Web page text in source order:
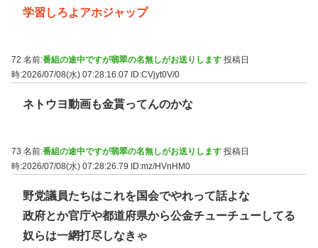
学習しろよアホジャップ
72 名前:番組の途中ですが翡翠の名無しがお送りします 投稿日
時:2026/07/08(水) 07:28:16.07
ID:CVjyt0V/0
ネトウヨ動画も金貰ってんのかな
73 名前:番組の途中ですが翡翠の名無しがお送りします 投稿日
時:2026/07/08(水) 07:28:26.79 ID:mz/HVnHM0
野党議員たちはこれを国会でやれって話よな
政府とか官庁や都道府県から公金チューチューしてる
奴らは一網打尽しなきゃ